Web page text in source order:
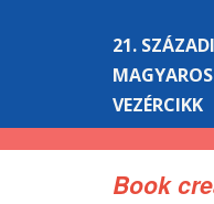
21.
VEZÉRCIKK
Book